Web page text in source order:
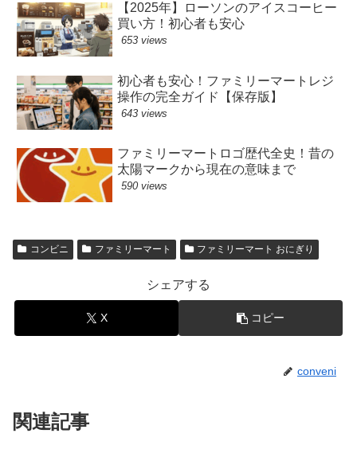
【2025年】ローソンのアイスコーヒー
買い方！初心者も安心
653 views
初心者も安心！ファミリーマートレジ
操作の完全ガイド【保存版】
643 views
ファミリーマートロゴ歴代全史！昔の
太陽マークから現在の意味まで
590 views
コンビニ ファミリーマート ファミリーマート おにぎり
シェアする
X コピー
conveni
関連記事